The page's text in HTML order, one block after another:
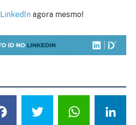
LinkedIn agora mesmo!
Facebook
Twitter